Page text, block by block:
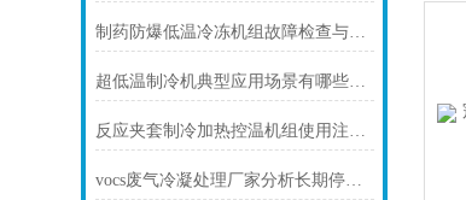
制药防爆低温冷冻机组故障检查与解决办法
超低温制冷机典型应用场景有哪些？怎么选型？
反应夹套制冷加热控温机组使用注意事项
vocs废气冷凝处理厂家分析长期停机建议